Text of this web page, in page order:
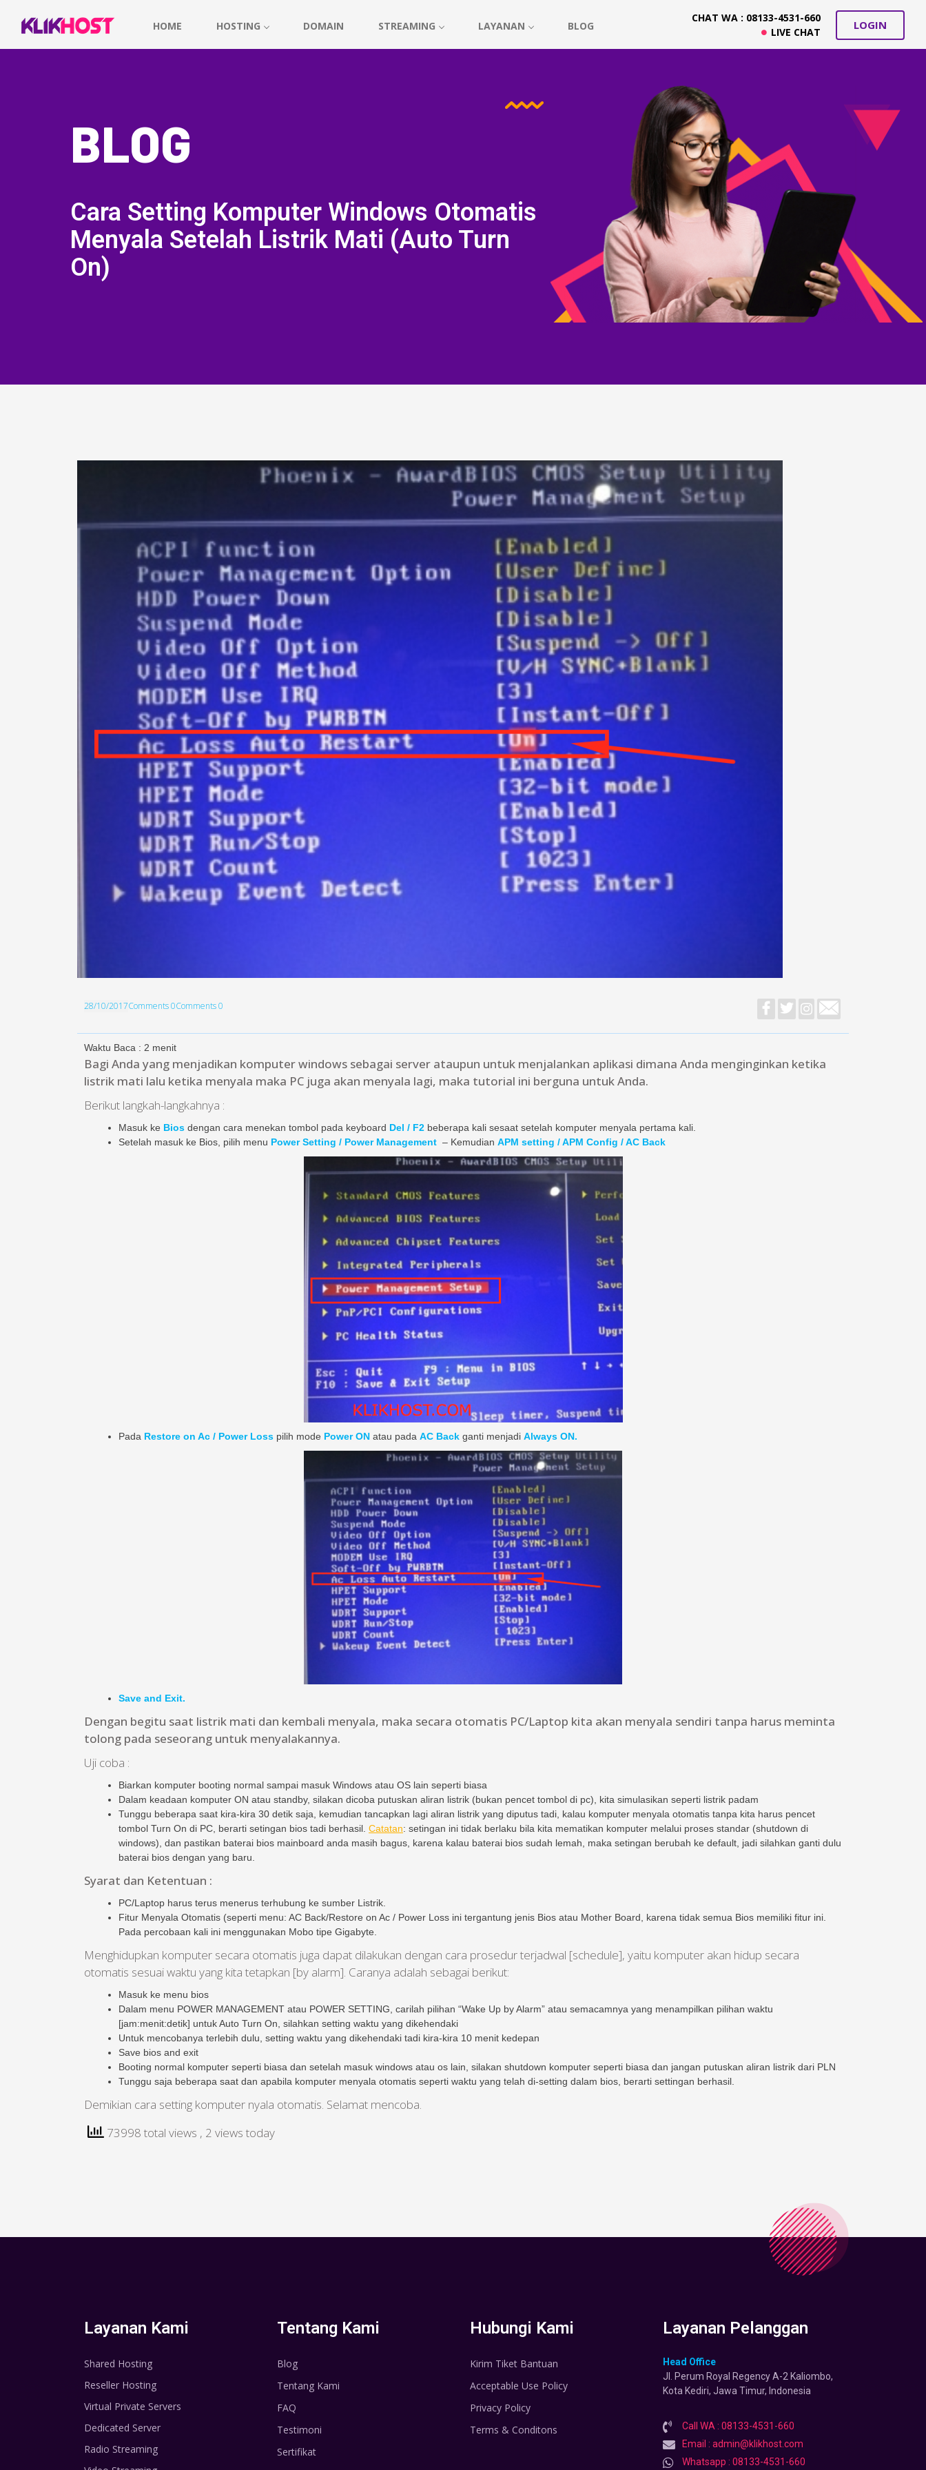
HOME HOSTING DOMAIN STREAMING LAYANAN BLOG
CHAT WA : 08133-4531-660
LIVE CHAT
LOGIN
BLOG
Cara Setting Komputer Windows Otomatis
Menyala Setelah Listrik Mati (Auto Turn
On)
28/10/2017Comments 0Comments 0
Waktu Baca : 2 menit
Bagi Anda yang menjadikan komputer windows sebagai server ataupun untuk menjalankan aplikasi dimana Anda menginginkan ketika
listrik mati lalu ketika menyala maka PC juga akan menyala lagi, maka tutorial ini berguna untuk Anda.
Berikut langkah-langkahnya :
Masuk ke Bios dengan cara menekan tombol pada keyboard Del / F2 beberapa kali sesaat setelah komputer menyala pertama kali.
Setelah masuk ke Bios, pilih menu Power Setting / Power Management – Kemudian APM setting / APM Config / AC Back
Pada Restore on Ac / Power Loss pilih mode Power ON atau pada AC Back ganti menjadi Always ON.
Save and Exit.
Dengan begitu saat listrik mati dan kembali menyala, maka secara otomatis PC/Laptop kita akan menyala sendiri tanpa harus meminta
tolong pada seseorang untuk menyalakannya.
Uji coba :
Biarkan komputer booting normal sampai masuk Windows atau OS lain seperti biasa
Dalam keadaan komputer ON atau standby, silakan dicoba putuskan aliran listrik (bukan pencet tombol di pc), kita simulasikan seperti listrik padam
Tunggu beberapa saat kira-kira 30 detik saja, kemudian tancapkan lagi aliran listrik yang diputus tadi, kalau komputer menyala otomatis tanpa kita harus pencet
tombol Turn On di PC, berarti setingan bios tadi berhasil. Catatan: setingan ini tidak berlaku bila kita mematikan komputer melalui proses standar (shutdown di
windows), dan pastikan baterai bios mainboard anda masih bagus, karena kalau baterai bios sudah lemah, maka setingan berubah ke default, jadi silahkan ganti dulu
baterai bios dengan yang baru.
Syarat dan Ketentuan :
PC/Laptop harus terus menerus terhubung ke sumber Listrik.
Fitur Menyala Otomatis (seperti menu: AC Back/Restore on Ac / Power Loss ini tergantung jenis Bios atau Mother Board, karena tidak semua Bios memiliki fitur ini.
Pada percobaan kali ini menggunakan Mobo tipe Gigabyte.
Menghidupkan komputer secara otomatis juga dapat dilakukan dengan cara prosedur terjadwal [schedule], yaitu komputer akan hidup secara
otomatis sesuai waktu yang kita tetapkan [by alarm]. Caranya adalah sebagai berikut:
Masuk ke menu bios
Dalam menu POWER MANAGEMENT atau POWER SETTING, carilah pilihan “Wake Up by Alarm” atau semacamnya yang menampilkan pilihan waktu
[jam:menit:detik] untuk Auto Turn On, silahkan setting waktu yang dikehendaki
Untuk mencobanya terlebih dulu, setting waktu yang dikehendaki tadi kira-kira 10 menit kedepan
Save bios and exit
Booting normal komputer seperti biasa dan setelah masuk windows atau os lain, silakan shutdown komputer seperti biasa dan jangan putuskan aliran listrik dari PLN
Tunggu saja beberapa saat dan apabila komputer menyala otomatis seperti waktu yang telah di-setting dalam bios, berarti settingan berhasil.
Demikian cara setting komputer nyala otomatis. Selamat mencoba.
73998 total views , 2 views today
Layanan Kami
Shared Hosting
Reseller Hosting
Virtual Private Servers
Dedicated Server
Radio Streaming
Tentang Kami
Blog
Tentang Kami
FAQ
Testimoni
Sertifikat
Hubungi Kami
Kirim Tiket Bantuan
Acceptable Use Policy
Privacy Policy
Terms & Conditons
Layanan Pelanggan
Head Office
Jl. Perum Royal Regency A-2 Kaliombo,
Kota Kediri, Jawa Timur, Indonesia
Call WA : 08133-4531-660
Email : admin@klikhost.com
Whatsapp : 08133-4531-660